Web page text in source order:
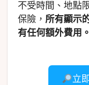
不受時間、地點
保險， 所有顯示
有任何額外費用。
立